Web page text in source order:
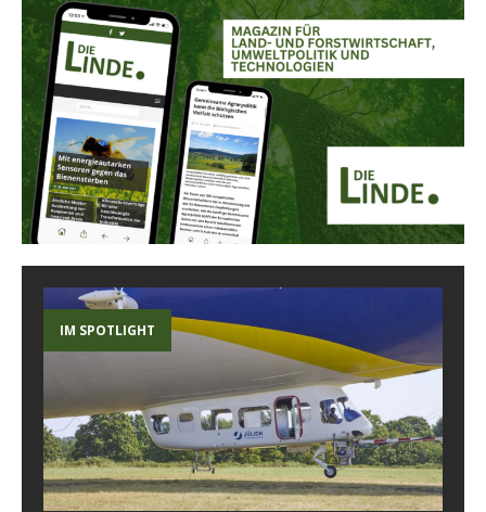
IM SPOTLIGHT